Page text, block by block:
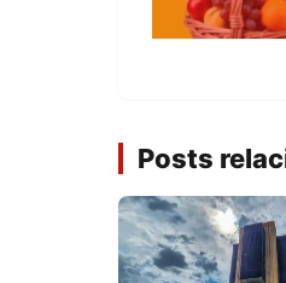
Posts